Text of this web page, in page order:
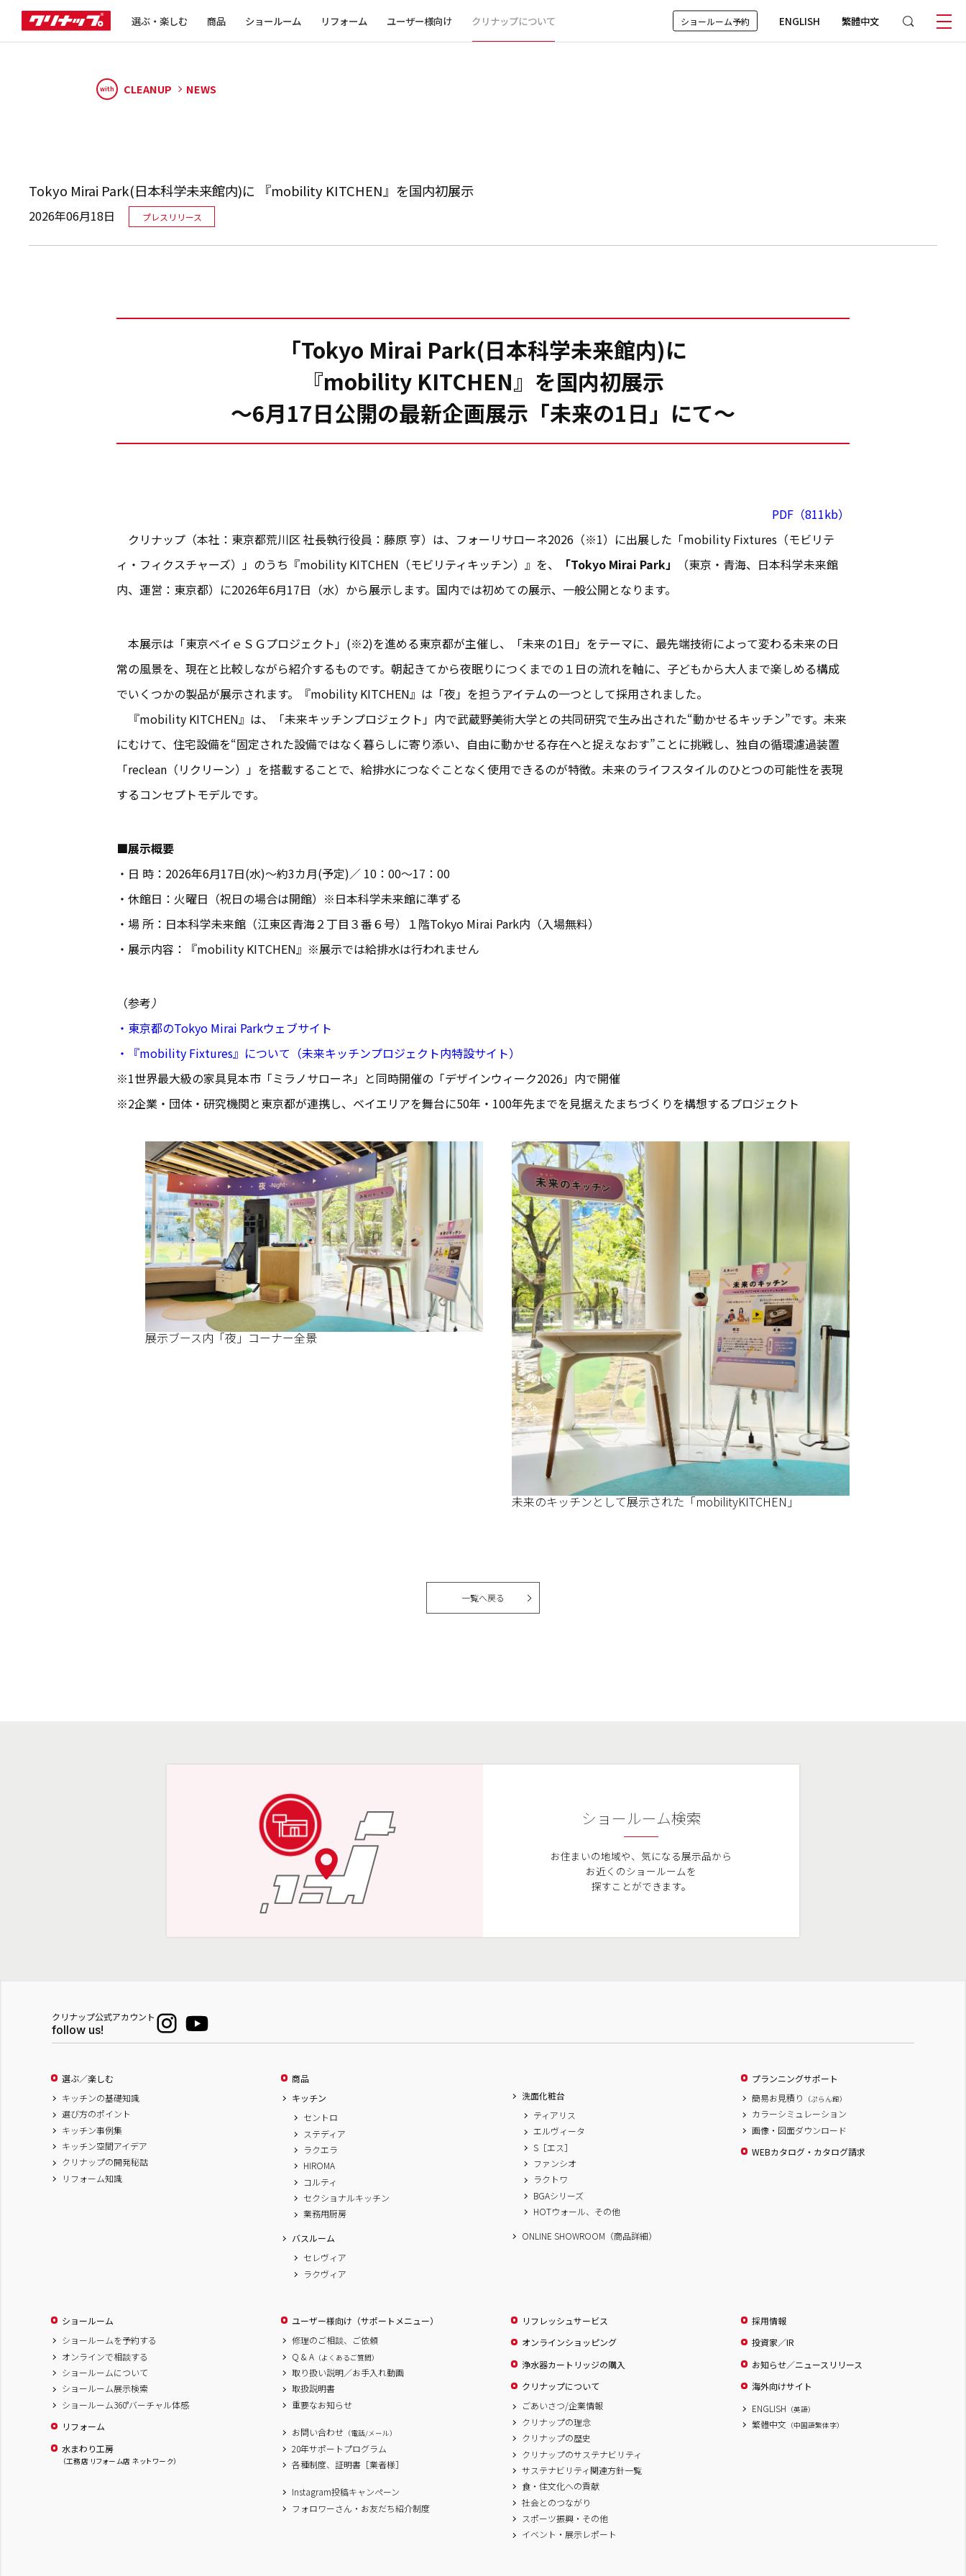
選ぶ・楽しむ 商品 ショールーム リフォーム ユーザー様向け クリナップについて ショールーム予約 ENGLISH 繁體中文
with CLEANUP NEWS
Tokyo Mirai Park(日本科学未来館内)に 『mobility KITCHEN』を国内初展示
2026年06月18日 プレスリリース
「Tokyo Mirai Park(日本科学未来館内)に
『mobility KITCHEN』を国内初展示
～6月17日公開の最新企画展示「未来の1日」にて～
PDF（811kb）
クリナップ（本社：東京都荒川区 社長執行役員：藤原 亨）は、フォーリサローネ2026（※1）に出展した「mobility Fixtures（モビリテ
ィ・フィクスチャーズ）」のうち『mobility KITCHEN（モビリティキッチン）』を、
「Tokyo Mirai Park」
（東京・青海、日本科学未来館
内、運営：東京都）に2026年6月17日（水）から展示します。国内では初めての展示、一般公開となります。
本展示は「東京ベイｅＳＧプロジェクト」(※2)を進める東京都が主催し、「未来の1日」をテーマに、最先端技術によって変わる未来の日
常の風景を、現在と比較しながら紹介するものです。朝起きてから夜眠りにつくまでの１日の流れを軸に、子どもから大人まで楽しめる構成
でいくつかの製品が展示されます。『mobility KITCHEN』は「夜」を担うアイテムの一つとして採用されました。
『mobility KITCHEN』は、「未来キッチンプロジェクト」内で武蔵野美術大学との共同研究で生み出された“動かせるキッチン”です。未来
にむけて、住宅設備を“固定された設備ではなく暮らしに寄り添い、自由に動かせる存在へと捉えなおす”ことに挑戦し、独自の循環濾過装置
「reclean（リクリーン）」を搭載することで、給排水につなぐことなく使用できるのが特徴。未来のライフスタイルのひとつの可能性を表現
するコンセプトモデルです。
■展示概要
・日 時：2026年6月17日(水)〜約3カ月(予定)／ 10：00～17：00
・休館日：火曜日（祝日の場合は開館）※日本科学未来館に準ずる
・場 所：日本科学未来館（江東区青海２丁目３番６号）１階Tokyo Mirai Park内（入場無料）
・展示内容：『mobility KITCHEN』※展示では給排水は行われません
（参考）
・東京都のTokyo Mirai Parkウェブサイト
・『mobility Fixtures』について（未来キッチンプロジェクト内特設サイト）
※1世界最大級の家具見本市「ミラノサローネ」と同時開催の「デザインウィーク2026」内で開催
※2企業・団体・研究機関と東京都が連携し、ベイエリアを舞台に50年・100年先までを見据えたまちづくりを構想するプロジェクト
展示ブース内「夜」コーナー全景
未来のキッチンとして展示された「mobilityKITCHEN」
一覧へ戻る
ショールーム検索
お住まいの地域や、 気になる展示品から
お近くのショールームを
探すことができます。
クリナップ公式アカウント
follow us!
選ぶ／楽しむ
キッチンの基礎知識
選び方のポイント
キッチン事例集
キッチン空間アイデア
クリナップの開発秘話
リフォーム知識
商品
キッチン
セントロ
ステディア
ラクエラ
HIROMA
コルティ
セクショナルキッチン
業務用厨房
バスルーム
セレヴィア
ラクヴィア
洗面化粧台
ティアリス
エルヴィータ
S［エス］
ファンシオ
ラクトワ
BGAシリーズ
HOTウォール、その他
ONLINE SHOWROOM（商品詳細）
プランニングサポート
簡易お見積り
（ぷらん館）
カラーシミュレーション
画像・図面ダウンロード
WEBカタログ・カタログ請求
ショールーム
ショールームを予約する
オンラインで相談する
ショールームについて
ショールーム展示検索
ショールーム360°バーチャル体感
リフォーム
水まわり工房
（工務店 リフォーム店 ネットワーク）
ユーザー様向け（サポートメニュー）
修理のご相談、ご依頼
Q & A （よくあるご質問）
取り扱い説明／お手入れ動画
取扱説明書
重要なお知らせ
お問い合わせ （電話/メール）
20年サポートプログラム
各種制度、証明書［業者様］
Instagram投稿キャンペーン
フォロワーさん・お友だち紹介制度
リフレッシュサービス
オンラインショッピング
浄水器カートリッジの購入
クリナップについて
ごあいさつ/企業情報
クリナップの理念
クリナップの歴史
クリナップのサステナビリティ
サステナビリティ関連方針一覧
食・住文化への貢献
社会とのつながり
スポーツ振興・その他
イベント・展示レポート
採用情報
投資家／IR
お知らせ／ニュースリリース
海外向けサイト
ENGLISH （英語）
繁體中文 （中国語繁体字）